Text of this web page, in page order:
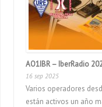
AO1IBR – IberRadio
16 sep 2025
Varios operadores
están activos un año